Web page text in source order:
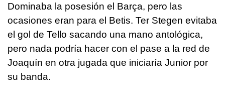
Dominaba la posesión el Barça, pero las
ocasiones eran para el Betis. Ter Stegen evitaba
el gol de Tello sacando una mano antológica,
pero nada podría hacer con el pase a la red de
Joaquín en otra jugada que iniciaría Junior por
su banda.